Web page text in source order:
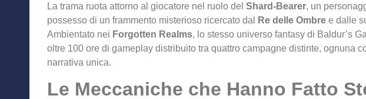
La trama ruota attorno al giocatore nel ruolo del Shard-Bearer, un
possesso di un frammento misterioso ricercato dal
Re delle Ombre e dalle
Ambientato nei Forgotten Realms, lo stesso universo fantasy di Baldur’s
oltre 100 ore di gameplay distribuito tra quattro campagne distinte, ognuna
narrativa unica.
Le Meccaniche che Hanno Fatto